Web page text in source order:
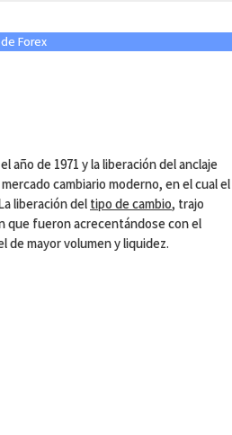
Forex
de 1971 y la liberación del anclaje
cambiario moderno, en el cual el
liberación del tipo de cambio, trajo
que fueron acrecentándose con el
de mayor volumen y liquidez.